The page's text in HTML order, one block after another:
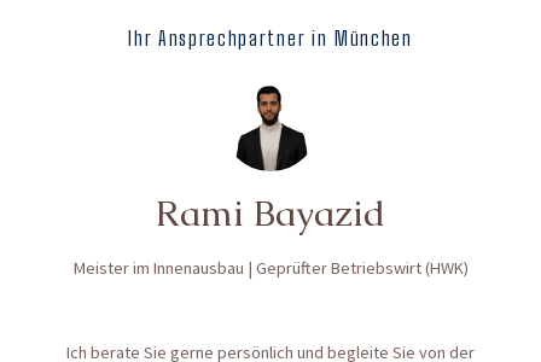
Ihr Ansprechpartner in München
Rami Bayazid
Meister im Innenausbau | Geprüfter Betriebswirt (HWK)
Ich berate Sie gerne persönlich und begleite Sie von der